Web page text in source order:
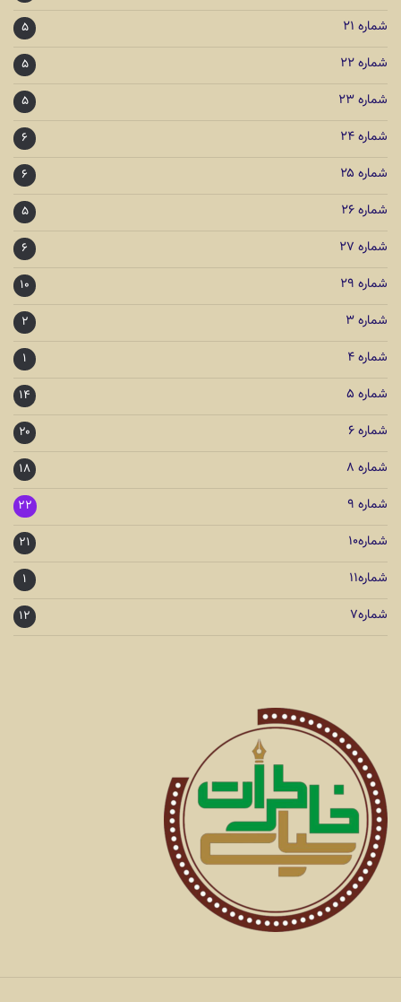
شماره ۲۱ ۵
شماره ۲۲ ۵
شماره ۲۳ ۵
شماره ۲۴ ۶
شماره ۲۵ ۶
شماره ۲۶ ۵
شماره ۲۷ ۶
شماره ۲۹ ۱۰
شماره ۳ ۲
شماره ۴ ۱
شماره ۵ ۱۴
شماره ۶ ۲۰
شماره ۸ ۱۸
شماره ۹ ۲۲
شماره۱۰ ۲۱
شماره۱۱ ۱
شماره۷ ۱۲